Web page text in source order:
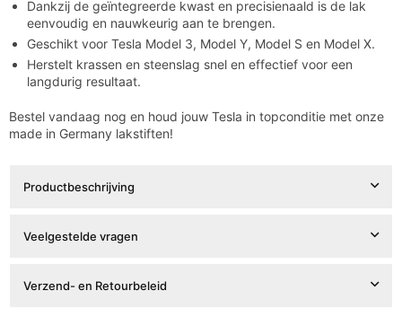
Dankzij de geïntegreerde kwast en precisienaald is de lak
eenvoudig en nauwkeurig aan te brengen.
Geschikt voor Tesla Model 3, Model Y, Model S en Model X.
Herstelt krassen en steenslag snel en effectief voor een
langdurig resultaat.
Bestel vandaag nog en houd jouw Tesla in topconditie met onze
made in Germany lakstiften!
Productbeschrijving
Veelgestelde vragen
Verzend- en Retourbeleid